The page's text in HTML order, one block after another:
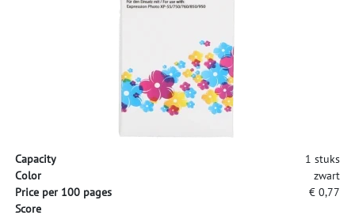
Capacity
1 stuks
Color
zwart
Price per 100 pages
€ 0,77
Score